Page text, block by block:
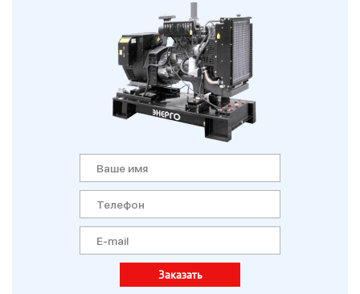
Заказать